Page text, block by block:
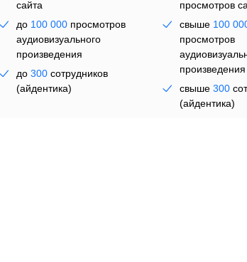
сайта
до 100 000 просмотров
аудиовизуального
произведения
до300 сотрудников
(айдентика)
просмотров
свыше 100
просмотров
произведения
свыше 300
(айдентика)